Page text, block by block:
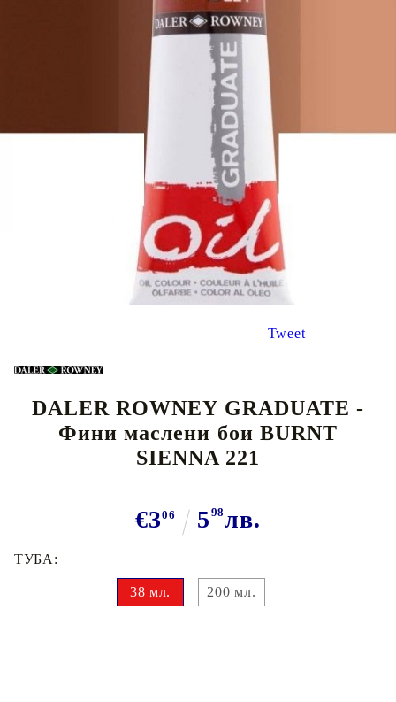
Tweet
DALER ROWNEY GRADUATE -
Фини маслени бои BURNT
SIENNA 221
€306 5 98лв.
ТУБА:
38 мл. 200 мл.